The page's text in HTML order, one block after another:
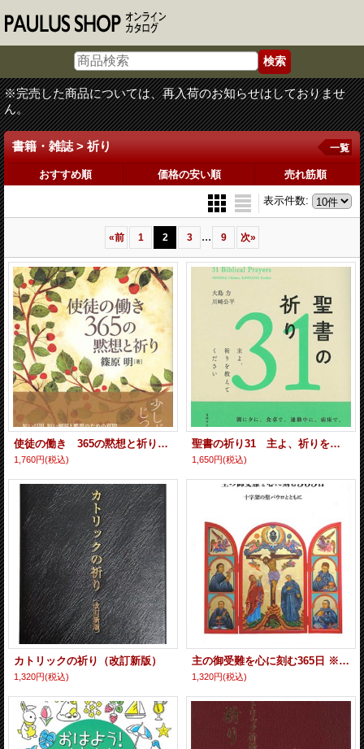
※完売した商品については、再入荷のお知らせはしておりませ
ん。
書籍・雑誌 > 祈り 一覧
おすすめ順 価格の安い順 売れ筋順
表示件数:
«前 1 2 3 ... 9 次»
使徒の働き 365の黙想と祈り ※お取り寄せ品
1,760円(税込)
聖書の祈り31 主よ、祈りを教えてください ※お取り寄せ品
1,650円(税込)
カトリックの祈り（改訂新版）
1,320円(税込)
主の御受難を心に刻む365日 ※お取り寄せ品
1,320円(税込)